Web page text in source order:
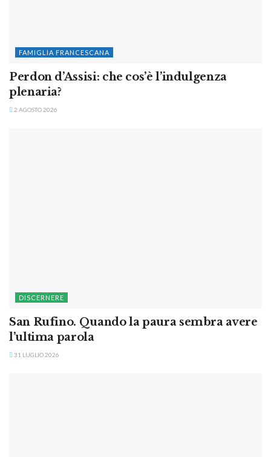
FAMIGLIA FRANCESCANA
Perdon d’Assisi: che cos’è l’indulgenza
plenaria?
2 AGOSTO 2026
DISCERNERE
San Rufino. Quando la paura sembra avere
l’ultima parola
31 LUGLIO 2026